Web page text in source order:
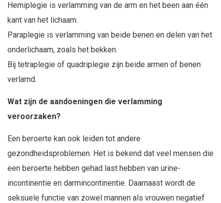
Hemiplegie is verlamming van de arm en het been aan één
kant van het lichaam.
Paraplegie is verlamming van beide benen en delen van het
onderlichaam, zoals het bekken.
Bij tetraplegie of quadriplegie zijn beide armen of benen
verlamd.
Wat zijn de aandoeningen die verlamming
veroorzaken?
Een beroerte kan ook leiden tot andere
gezondheidsproblemen. Het is bekend dat veel mensen die
een beroerte hebben gehad last hebben van urine-
incontinentie en darmincontinentie. Daarnaast wordt de
seksuele functie van zowel mannen als vrouwen negatief